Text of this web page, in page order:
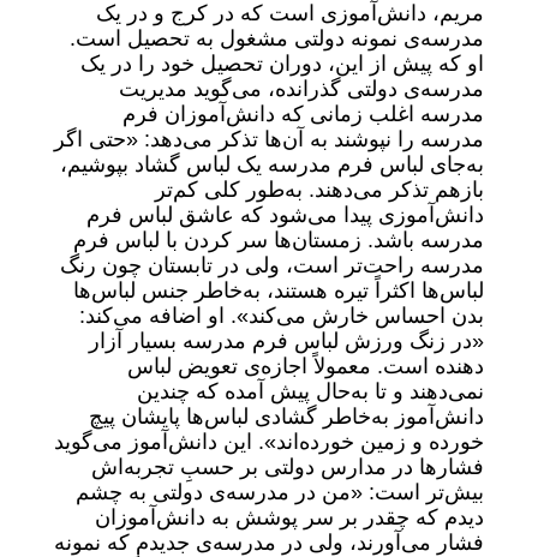
مریم، دانش‌آموزی است که در کرج و در یک
مدرسه‌ی نمونه دولتی مشغول به تحصیل است.
او که پیش از این، دوران تحصیل خود را در یک
مدرسه‌ی دولتی گذرانده، می‌گوید مدیریت
مدرسه اغلب زمانی که دانش‌آموزان فرم
مدرسه را نپوشند به آن‌ها تذکر می‌دهد: «حتی اگر
به‌جای لباس فرم مدرسه یک لباس گشاد بپوشیم،
بازهم تذکر می‌دهند. به‌طور کلی کم‌تر
دانش‌آموزی پیدا می‌شود که عاشق لباس فرم
مدرسه باشد. زمستان‌ها سر کردن با لباس فرم
مدرسه راحت‌تر است، ولی در تابستان چون رنگ
لباس‌ها اکثراً تیره هستند، به‌خاطر جنس لباس‌ها
بدن احساس خارش می‌کند». او اضافه می‌کند:
«در زنگ ورزش لباس فرم مدرسه بسیار آزار
دهنده است. معمولاً اجازه‌ی تعویض لباس
نمی‌دهند و تا به‌حال پیش‌ آمده که چندین
دانش‌آموز به‌خاطر گشادی لباس‌ها پایشان پیچ
خورده و زمین خورده‌اند». این دانش‌آموز می‌گوید
فشارها در مدارس دولتی بر حسبِ تجربه‌اش
بیش‌تر است: «من در مدرسه‌ی دولتی به چشم
دیدم که چقدر بر سر پوشش به دانش‌آموزان
فشار می‌آورند، ولی در مدرسه‌ی جدیدم که نمونه